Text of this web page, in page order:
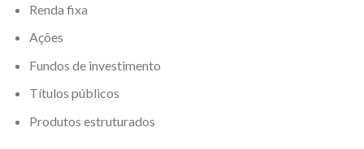
Renda fixa
Ações
Fundos de investimento
Títulos públicos
Produtos estruturados